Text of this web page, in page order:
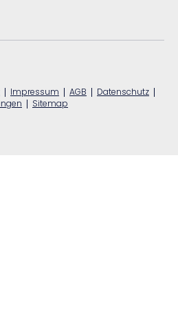
| Impressum | AGB | Datenschutz |
| Sitemap